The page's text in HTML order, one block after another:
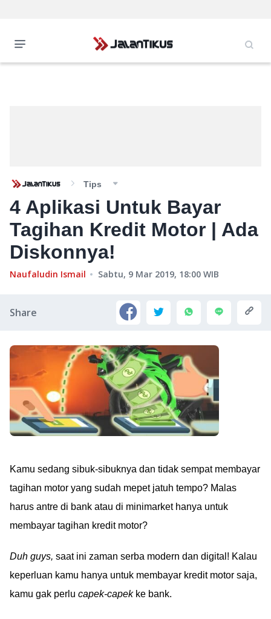
Tips
4 Aplikasi Untuk Bayar
Tagihan Kredit Motor | Ada
Diskonnya!
Naufaludin Ismail Sabtu, 9 Mar 2019, 18:00 WIB
Share
Kamu sedang sibuk-sibuknya dan tidak sempat membayar
tagihan motor yang sudah mepet jatuh tempo? Malas
harus antre di bank atau di minimarket hanya untuk
membayar tagihan kredit motor?
Duh guys, saat ini zaman serba modern dan digital! Kalau
keperluan kamu hanya untuk membayar kredit motor saja,
kamu gak perlu capek-capekke bank.